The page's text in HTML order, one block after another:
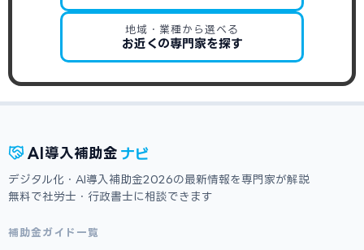
地域・業種から選べる
お近くの専門家を探す
AI 導入補助金 ナビ
デジタル化・AI導入補助金2026の最新情報を専門家が解説
無料で社労士・行政書士に相談できます
補助金ガイド一覧